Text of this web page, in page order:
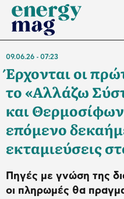
09.06.26 07:23
Έρχονται οι
το «Αλλάζω
και
επόμενο
εκταμιεύσεις
Πηγές με γνώση της
οι πληρωμές θα